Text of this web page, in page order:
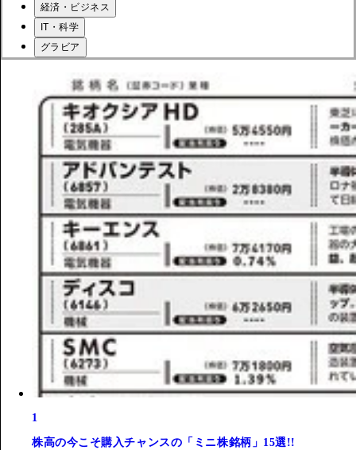
経済・ビジネス
IT・科学
グラビア
1
株高の今こそ購入チャンスの「ミニ株銘柄」15選!!